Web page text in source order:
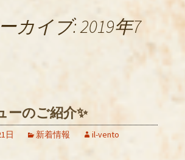
カイブ: 2019年7
ーのご紹介✨
日 新着情報 il-vento